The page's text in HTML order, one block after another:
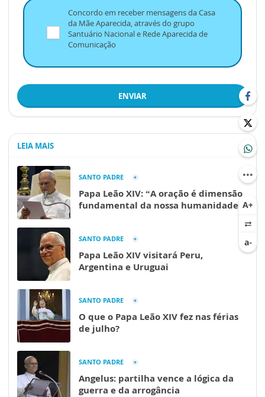
Concordo em receber mensagens da Casa
da Mãe Aparecida, através do grupo
Santuário Nacional e Rede Aparecida de
Comunicação
ENVIAR
LEIA MAIS
SANTO PADRE
Papa Leão XIV: “A oração é dimensão
fundamental da nossa humanidade”
SANTO PADRE
Papa Leão XIV visitará Peru,
Argentina e Uruguai
SANTO PADRE
O que o Papa Leão XIV fez nas férias
de julho?
SANTO PADRE
Angelus: partilha vence a lógica da
guerra e da arrogância